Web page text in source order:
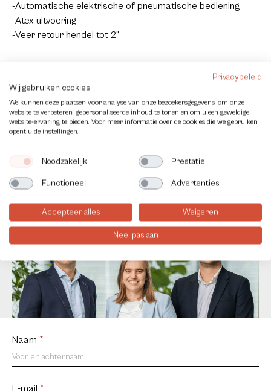
Automatische elektrische of pneumatische bediening
Atex uitvoering
Veer retour hendel tot 2”
2.2 Materiaal certificaat
CE verklaring
Contact
Contact
us
NL
Naam *
E-mail *
Privacybeleid
Wij gebruiken cookies
We kunnen deze plaatsen voor analyse van onze bezoekersgegevens, om onze
website te verbeteren, gepersonaliseerde inhoud te tonen en om u een geweldige
website-ervaring te bieden. Voor meer informatie over de cookies die we gebruiken
opent u de instellingen.
Noodzakelijk Prestatie
Functioneel Advertenties
Accepteer alles Weigeren
Nee, pas aan